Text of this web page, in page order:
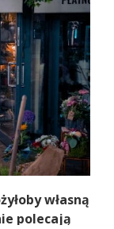
własną
polecają